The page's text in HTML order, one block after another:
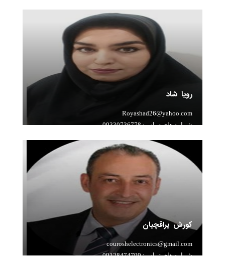
رویا شاد
Royashad26@yahoo.com
شماره های تماس: 09330736778
پایه تا کنکور
کورش یراقچیان
couroshelectronics@gmail.com
شماره های تماس: 09128474799